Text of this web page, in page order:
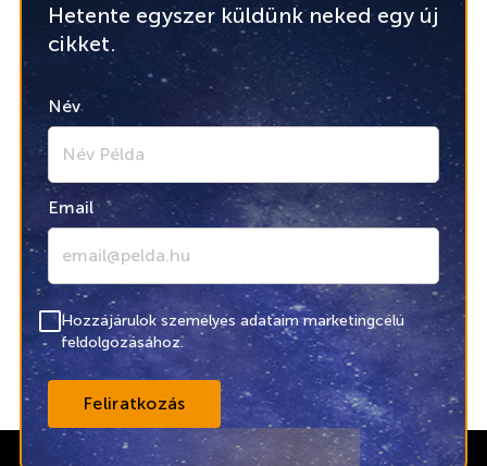
Hetente egyszer küldünk neked egy új
cikket.
Név
Email
Hozzájárulok személyes adataim marketingcélú
feldolgozásához.